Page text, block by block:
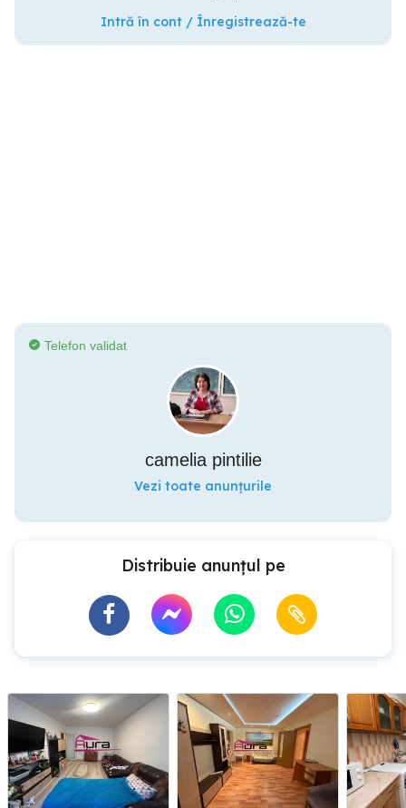
Intră în cont / Înregistrează-te
Telefon validat
camelia pintilie
Vezi toate anunțurile
Distribuie anunțul pe